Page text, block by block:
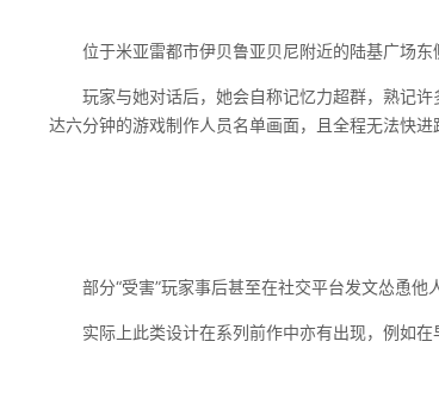
位于米亚雷都市伊贝鲁亚贝尼附近的陆基广场东
玩家与她对话后，她会自称记忆力超群，熟记许
达六分钟的游戏制作人员名单画面，且全程无法快进
部分“受害”玩家事后甚至在社交平台发文怂恿他
实际上此类设计在系列前作中亦有出现，例如在